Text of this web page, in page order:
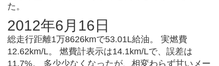
た。
2012年6月16日
総走行距離1万8626kmで53.01L給油。 実燃費
12.62km/L。 燃費計表示は14.1km/Lで、誤差は
11.7%。 多少少なくなったが、相変わらず甘いメー